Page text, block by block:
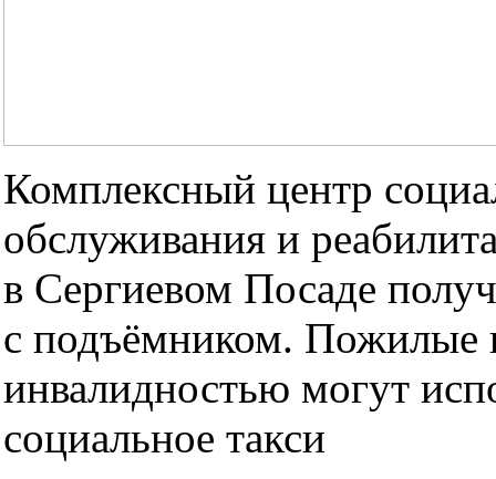
Комплексный центр
обслуживания и
в Сергиевом Посаде
с подъёмником. Пожилые
инвалидностью могут
социальное такси